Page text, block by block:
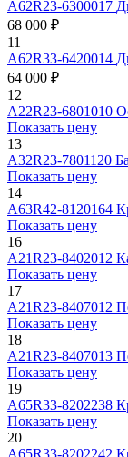
А62R23-6300017
68 000 ₽
11
А62R33-6420014
64 000 ₽
12
А22R23-6801010
Показать цену
13
А32R23-7801120
Показать цену
14
А63R42-8120164
Показать цену
16
А21R23-8402012
Показать цену
17
А21R23-8407012
Показать цену
18
А21R23-8407013
Показать цену
19
А65R33-8202238
Показать цену
20
А65R33-8202242